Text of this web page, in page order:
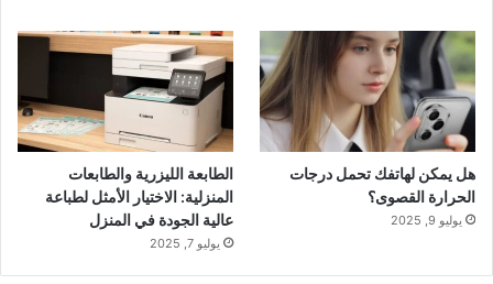
هل يمكن لهاتفك تحمل درجات
الحرارة القصوى؟
يوليو 9, 2025
الطابعة الليزرية والطابعات
المنزلية: الاختيار الأمثل لطباعة
عالية الجودة في المنزل
يوليو 7, 2025